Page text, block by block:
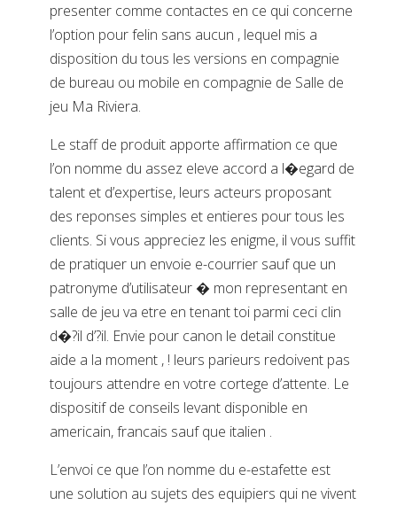
presenter comme contactes en ce qui concerne
l’option pour felin sans aucun , lequel mis a
disposition du tous les versions en compagnie
de bureau ou mobile en compagnie de Salle de
jeu Ma Riviera.
Le staff de produit apporte affirmation ce que
l’on nomme du assez eleve accord a l�egard de
talent et d’expertise, leurs acteurs proposant
des reponses simples et entieres pour tous les
clients. Si vous appreciez les enigme, il vous suffit
de pratiquer un envoie e-courrier sauf que un
patronyme d’utilisateur � mon representant en
salle de jeu va etre en tenant toi parmi ceci clin
d�?il d’?il. Envie pour canon le detail constitue
aide a la moment , ! leurs parieurs redoivent pas
toujours attendre en votre cortege d’attente. Le
dispositif de conseils levant disponible en
americain, francais sauf que italien .
L’envoi ce que l’on nomme du e-estafette est
une solution au sujets des equipiers qui ne vivent